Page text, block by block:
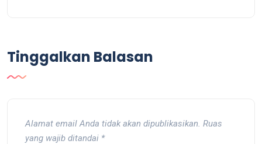
Tinggalkan Balasan
Alamat email Anda tidak akan dipublikasikan. Ruas
yang wajib ditandai *